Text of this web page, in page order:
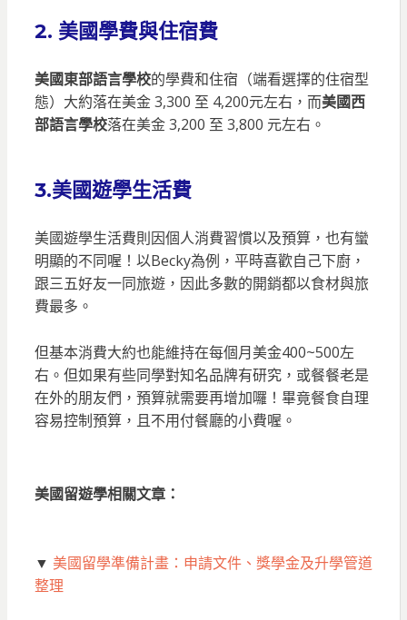
2. 美國學費與住宿費
美國東部語言學校的學費和住宿（端看選擇的住宿型
態）大約落在美金 3,300 至 4,200元左右，而美國西
部語言學校落在美金 3,200 至 3,800 元左右。
3.美國遊學生活費
美國遊學生活費則因個人消費習慣以及預算，也有蠻
明顯的不同喔！以Becky為例，平時喜歡自己下廚，
跟三五好友一同旅遊，因此多數的開銷都以食材與旅
費最多。
但基本消費大約也能維持在每個月美金400~500左
右。但如果有些同學對知名品牌有研究，或餐餐老是
在外的朋友們，預算就需要再增加囉！畢竟餐食自理
容易控制預算，且不用付餐廳的小費喔。
美國留遊學相關文章：
▼ 美國留學準備計畫：申請文件、獎學金及升學管道
整理